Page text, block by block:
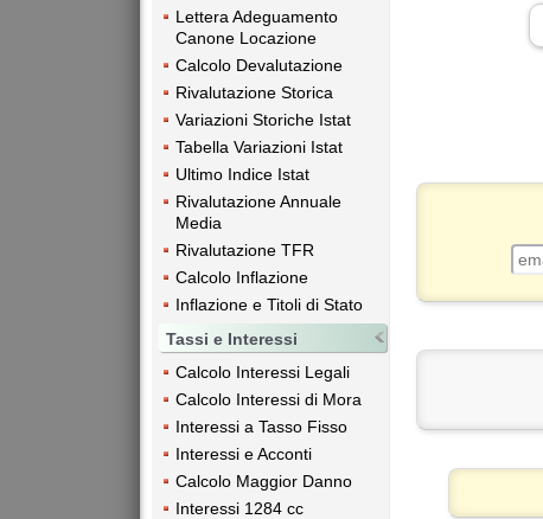
Lettera Adeguamento
Canone Locazione
Calcolo Devalutazione
Rivalutazione Storica
Variazioni Storiche Istat
Tabella Variazioni Istat
Ultimo Indice Istat
Rivalutazione Annuale
Media
Rivalutazione TFR
Calcolo Inflazione
Inflazione e Titoli di Stato
Tassi e Interessi
Calcolo Interessi Legali
Calcolo Interessi di Mora
Interessi a Tasso Fisso
Interessi e Acconti
Calcolo Maggior Danno
Interessi 1284 cc